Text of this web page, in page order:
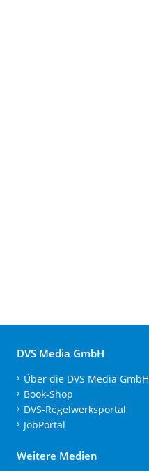
DVS Media GmbH
Über die DVS Media GmbH
Book-Shop
DVS-Regelwerksportal
JobPortal
Weitere Medien